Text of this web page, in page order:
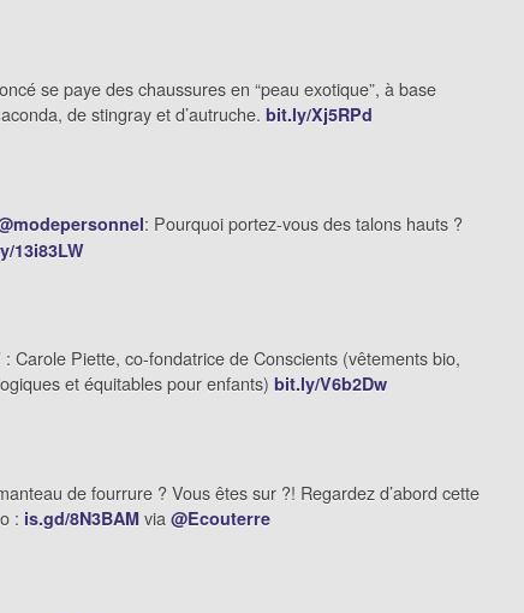
se paye des chaussures en “peau exotique”, à base
de stingray et d’autruche. bit.ly/Xj5RPd
: Pourquoi portez-vous des talons hauts ?
13i83LW
: Carole Piette, co-fondatrice de Conscients (vêtements bio,
et équitables pour enfants) bit.ly/V6b2Dw
de fourrure ? Vous êtes sur ?! Regardez d’abord cette
: is.gd/8N3BAM via @Ecouterre